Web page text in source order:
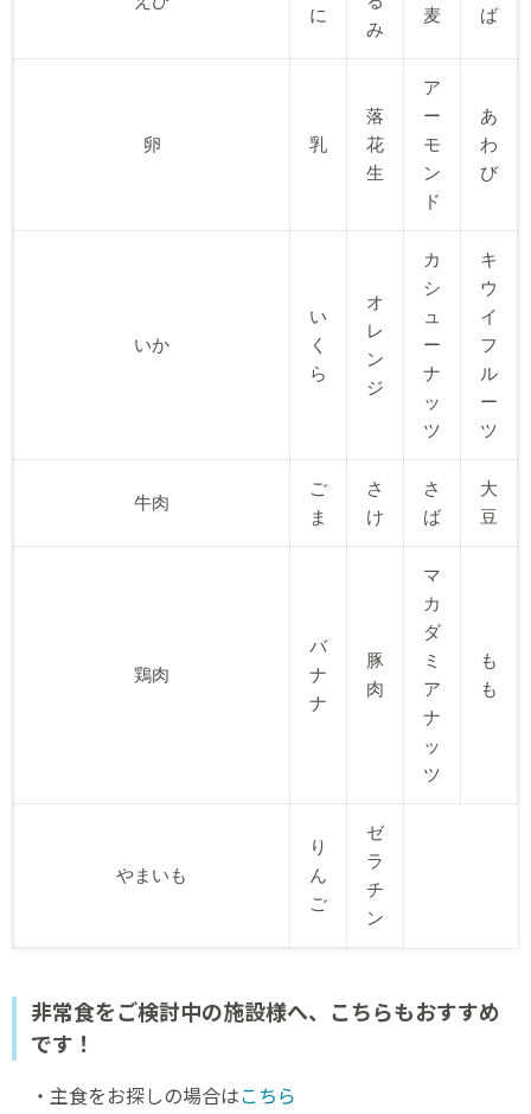
に
み
麦 ば
卵 乳
落
花
生
ア
ー
モ
ン
ド
あ
わ
び
いか
い
く
ら
オ
レ
ン
ジ
カ
シ
ュ
ー
ナ
ッ
ツ
キ
ウ
イ
フ
ル
ー
ツ
牛肉
ご
ま
さ
け
さ
ば
大
豆
鶏肉
バ
ナ
ナ
豚
肉
マ
カ
ダ
ミ
ア
ナ
ッ
ツ
も
も
やまいも
り
ん
ご
ゼ
ラ
チ
ン
非常食をご検討中の施設様へ、こちらもおすすめ
です！
・主食をお探しの場合はこちら